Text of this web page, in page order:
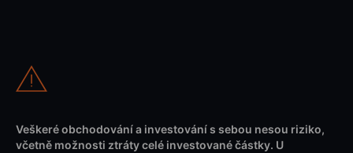
Veškeré obchodování a investování s sebou nesou riziko,
včetně možnosti ztráty celé investované částky. U